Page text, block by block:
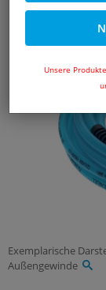
Unsere
Exemplarische
Außengewinde